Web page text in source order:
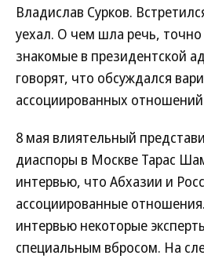
Владислав Сурков.
уехал. О чем шла речь,
знакомые в президентской
говорят, что обсуждался
ассоциированных
8 мая влиятельный
диаспоры в Москве Тарас
интервью, что Абхазии и
ассоциированные
интервью некоторые
специальным вбросом. На